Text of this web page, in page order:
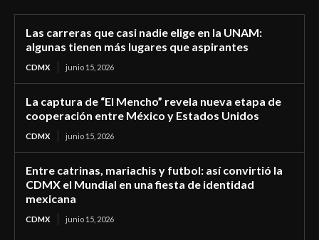
Las carreras que casi nadie elige en la UNAM:
algunas tienen más lugares que aspirantes
CDMX junio 15, 2026
La captura de “El Mencho” revela nueva etapa de
cooperación entre México y Estados Unidos
CDMX junio 15, 2026
Entre catrinas, mariachis y futbol: así convirtió la
CDMX el Mundial en una fiesta de identidad
mexicana
CDMX junio 15, 2026